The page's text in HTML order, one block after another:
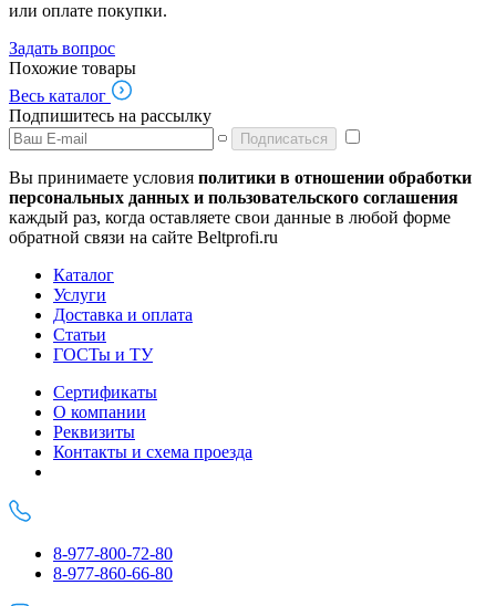
или оплате покупки.
Задать вопрос
Похожие товары
Весь каталог
Подпишитесь на рассылку
Подписаться
Вы принимаете условия политики в отношении обработки
персональных данных и пользовательского соглашения
каждый раз, когда оставляете свои данные в любой форме
обратной связи на сайте Beltprofi.ru
Каталог
Услуги
Доставка и оплата
Статьи
ГОСТы и ТУ
Сертификаты
О компании
Реквизиты
Контакты и схема проезда
8-977-800-72-80
8-977-860-66-80